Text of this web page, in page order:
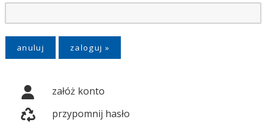
anuluj
załóż konto
przypomnij hasło